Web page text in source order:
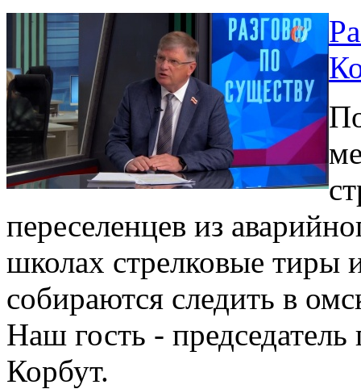
переселенцев из
школах стрелковые тиры
собираются следить в
Наш гость -
Корбут.